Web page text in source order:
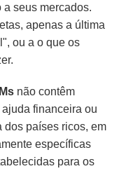
seus mercados.
apenas a última
ou a o que os
não contêm
financeira ou
dos países ricos, em
específicas
para os